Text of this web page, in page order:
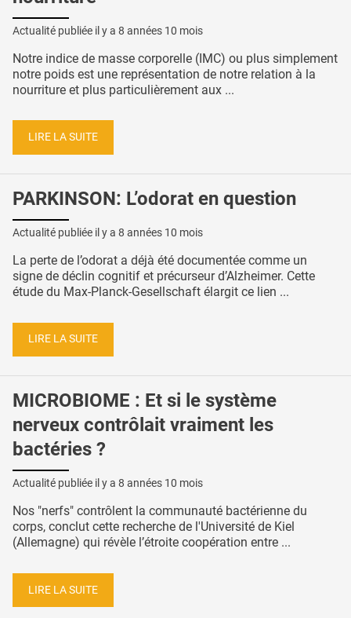
Actualité publiée il y a 8 années 10 mois
Notre indice de masse corporelle (IMC) ou plus simplement
notre poids est une représentation de notre relation à la
nourriture et plus particulièrement aux ...
LIRE LA SUITE
PARKINSON: L’odorat en question
Actualité publiée il y a 8 années 10 mois
La perte de l’odorat a déjà été documentée comme un
signe de déclin cognitif et précurseur d’Alzheimer. Cette
étude du Max-Planck-Gesellschaft élargit ce lien ...
LIRE LA SUITE
MICROBIOME : Et si le système
nerveux contrôlait vraiment les
bactéries ?
Actualité publiée il y a 8 années 10 mois
Nos "nerfs" contrôlent la communauté bactérienne du
corps, conclut cette recherche de l'Université de Kiel
(Allemagne) qui révèle l’étroite coopération entre ...
LIRE LA SUITE